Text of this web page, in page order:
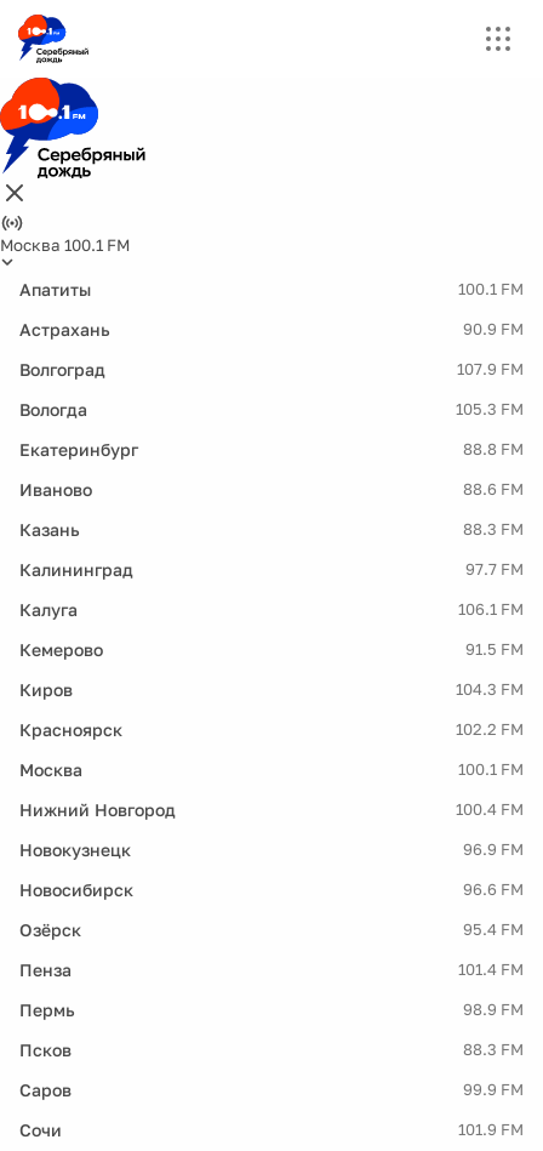
Москва 100.1 FM
Апатиты 100.1 FM
Астрахань 90.9 FM
Волгоград 107.9 FM
Вологда 105.3 FM
Екатеринбург 88.8 FM
Иваново 88.6 FM
Казань 88.3 FM
Калининград 97.7 FM
Калуга 106.1 FM
Кемерово 91.5 FM
Киров 104.3 FM
Красноярск 102.2 FM
Москва 100.1 FM
Нижний Новгород 100.4 FM
Новокузнецк 96.9 FM
Новосибирск 96.6 FM
Озёрск 95.4 FM
Пенза 101.4 FM
Пермь 98.9 FM
Псков 88.3 FM
Саров 99.9 FM
Сочи 101.9 FM